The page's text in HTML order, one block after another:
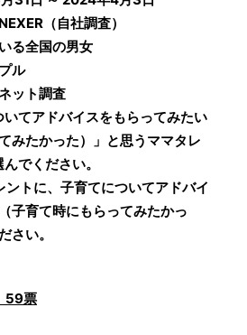
（自社調査）
る全国の男女
ル
ット調査
てアドバイスをもらってみたい
みたかった）」と思うママタレ
でください。
トに、子育てについてアドバイ
子育て時にもらってみたかっ
さい。
票